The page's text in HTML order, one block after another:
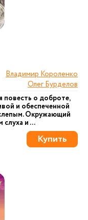
Владимир Короленко
Олег Бурделов
повесть о доброте,
и обеспеченной
Окружающий
и ...
Купить